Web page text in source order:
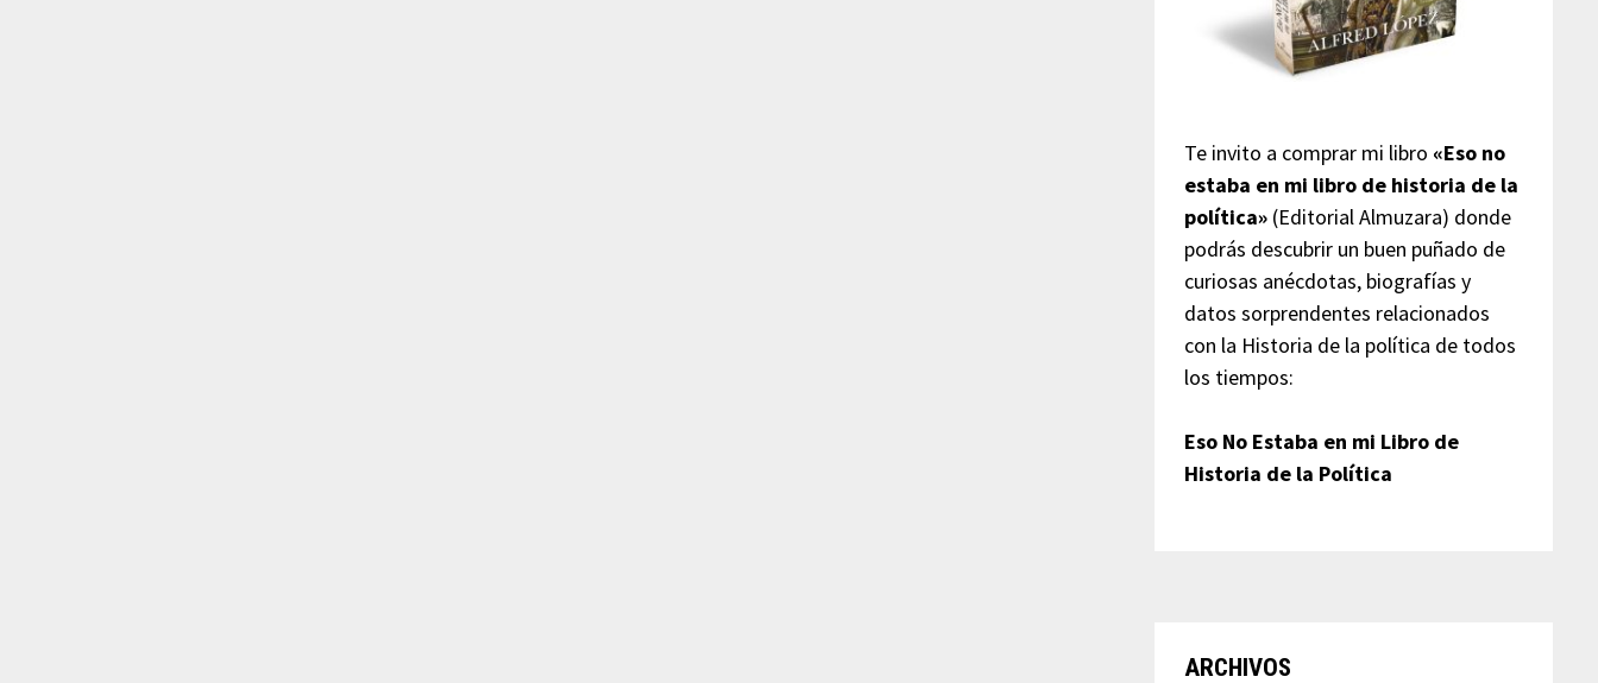
Te invito a comprar mi libro «Eso no
estaba en mi libro de historia de la
política»(Editorial Almuzara) donde
podrás descubrir un buen puñado de
curiosas anécdotas, biografías y
datos sorprendentes relacionados
con la Historia de la política de todos
los tiempos:
Eso No Estaba en mi Libro de
Historia de la Política
ARCHIVOS